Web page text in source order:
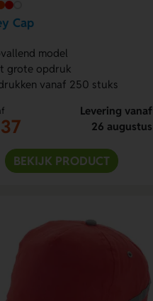
Cap
model
grote opdruk
vanaf 250 stuks
Levering vanaf
26 augustus
BEKIJK PRODUCT